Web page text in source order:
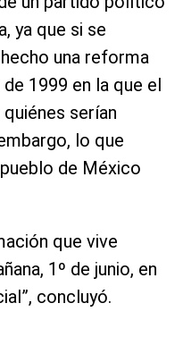
ya que si se
una reforma
1999 en la que el
serían
lo que
de México
que vive
1º de junio, en
concluyó.